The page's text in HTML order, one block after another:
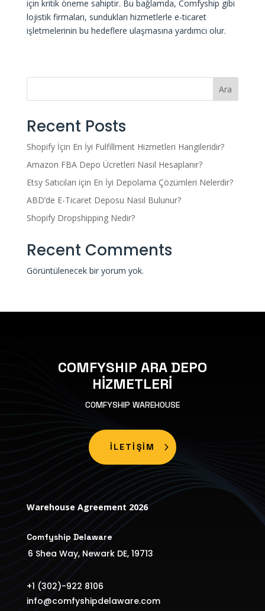
için kritik öneme sahiptir. Bu bağlamda, Comfyship gibi
lojistik firmaları, sundukları hizmetlerle e-ticaret
işletmelerinin bu hedeflere ulaşmasına yardımcı olur.
Ara
Recent Posts
Shopify İçin En İyi Fulfillment Hizmetleri Hangileridir?
Amazon FBA Depo Ücretleri Nasıl Hesaplanır?
Etsy Satıcıları için En İyi Depolama Çözümleri Nelerdir?
ABD’de E-Ticaret Deposu Nasıl Bulunur?
Shopify Dropshipping Nedir?
Recent Comments
Görüntülenecek bir yorum yok.
COMFYSHIP ARA DEPO
HİZMETLERİ
COMFYSHIP WAREHOUSE
İLETİŞİM
Warehouse Agreement 2026
Comfyship Delaware
6 Shea Way, Newark DE, 19713
+1 (302)-922 8106
info@comfyshipdelaware.com